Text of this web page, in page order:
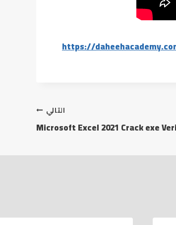
https://
التالي
Microsoft Excel 2021 Crack exe